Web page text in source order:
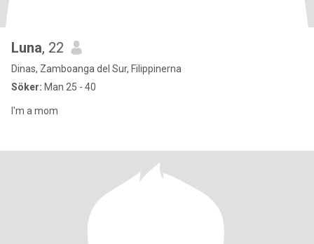
Luna, 22
Dinas, Zamboanga del Sur, Filippinerna
Söker: Man 25 - 40
I'm a mom